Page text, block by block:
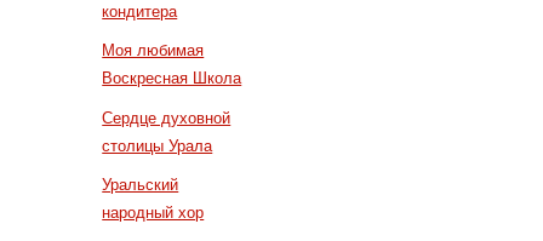
кондитера
Моя любимая
Воскресная Школа
Сердце духовной
столицы Урала
Уральский
народный хор